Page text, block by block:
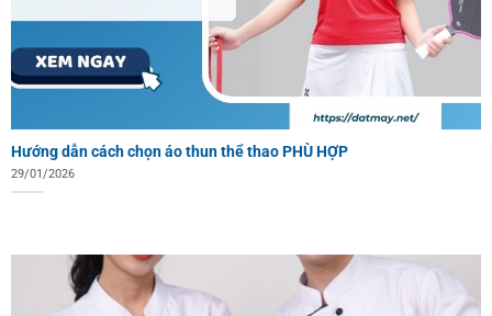
Hướng dẫn cách chọn áo thun thể thao PHÙ HỢP
29/01/2026